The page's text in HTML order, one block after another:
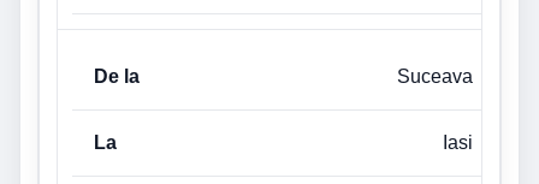
Suceava
Iasi